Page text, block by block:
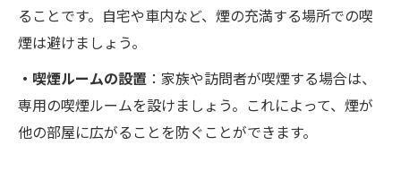
ることです。自宅や車内など、煙の充満する場所での喫
煙は避けましょう。
・喫煙ルームの設置 ：家族や訪問者が喫煙する場合は、
専用の喫煙ルームを設けましょう。これによって、煙が
他の部屋に広がることを防ぐことができます。